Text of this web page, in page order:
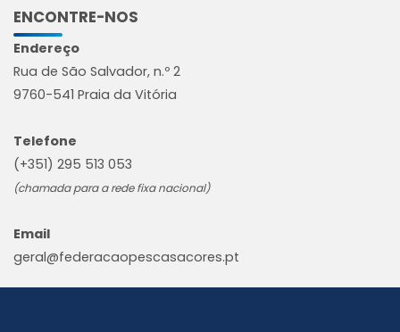
ENCONTRE-NOS
Endereço
Rua de São Salvador, n.º 2
9760-541 Praia da Vitória
Telefone
(+351) 295 513 053
(chamada para a rede fixa nacional)
Email
geral@federacaopescasacores.pt